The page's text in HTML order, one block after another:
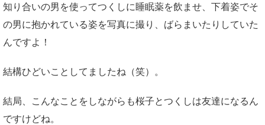
知り合いの男を使ってつくしに睡眠薬を飲ませ、下着姿でそ
の男に抱かれている姿を写真に撮り、ばらまいたりしていた
んですよ！
結構ひどいことしてましたね（笑）。
結局、こんなことをしながらも桜子とつくしは友達になるん
ですけどね。